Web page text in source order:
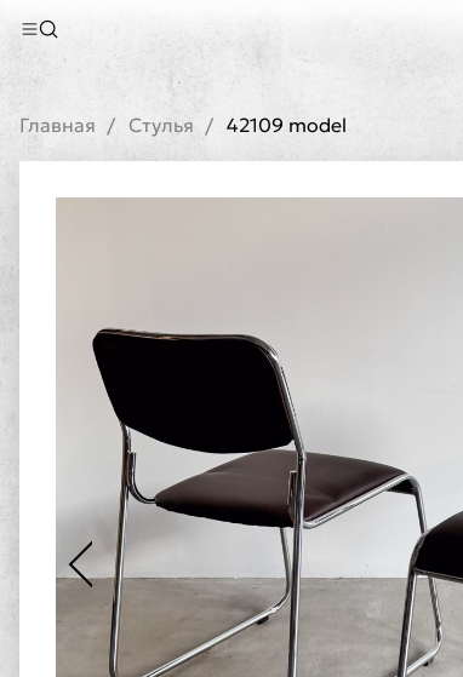
Главная Стулья 42109 model